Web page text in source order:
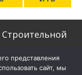
представления
сайт, мы